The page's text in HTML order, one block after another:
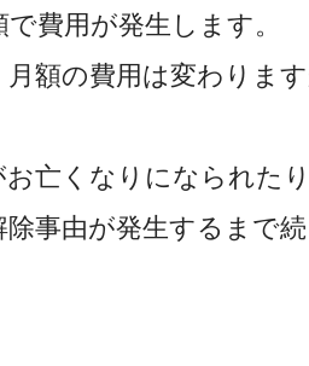
費用が発生します。
額の費用は変わりま
亡くなりになられた
事由が発生する ま で続